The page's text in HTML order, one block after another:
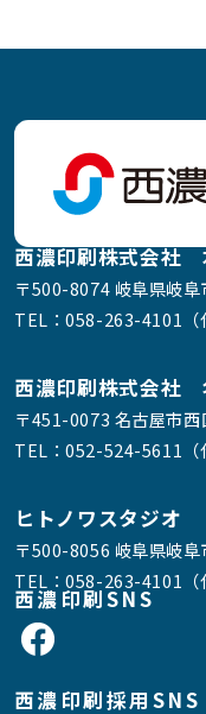
西濃印刷株式会社
〒500-8074 岐阜県岐阜
TEL：058-263-4101（
西濃印刷株式会社
〒451-0073 名古屋市
TEL：052-524-5611（
ヒトノワスタジオ
〒500-8056 岐阜県岐阜
TEL：058-263-4101（
西濃印刷SNS
西濃印刷採用SNS